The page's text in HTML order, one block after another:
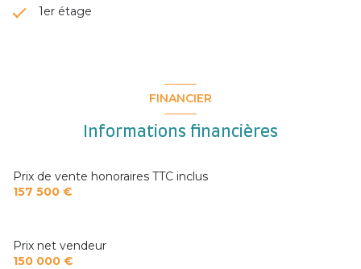
1er étage
FINANCIER
Informations financières
Prix de vente honoraires TTC inclus
157 500 €
Prix net vendeur
150 000 €